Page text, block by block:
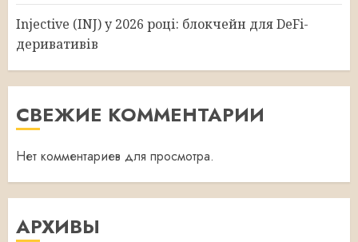
Injective (INJ) у 2026 році: блокчейн для DeFi-
деривативів
СВЕЖИЕ КОММЕНТАРИИ
Нет комментариев для просмотра.
АРХИВЫ